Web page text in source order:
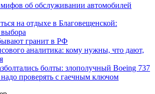
мифов об обслуживании автомобилей
на отдыхе в Благовещенской:
гранит в РФ
аналитика: кому нужны, что дают,
болты: злополучный Boeing 737
проверять с гаечным ключом